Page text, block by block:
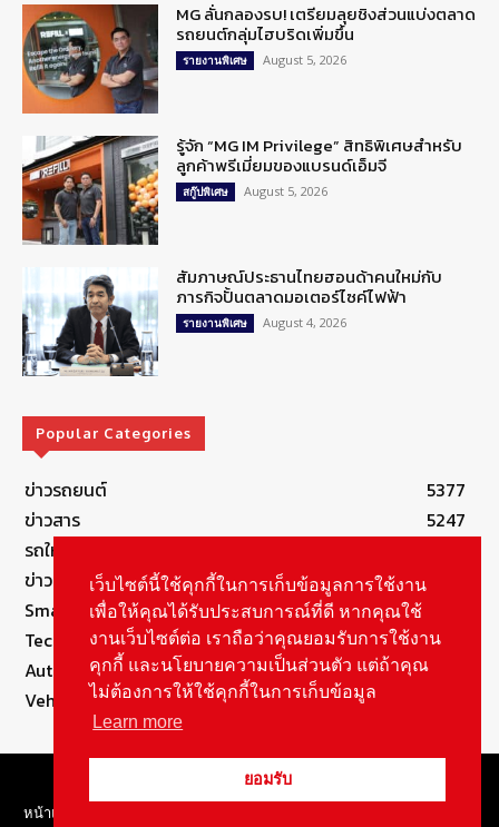
MG ลั่นกลองรบ! เตรียมลุยชิงส่วนแบ่งตลาด
รถยนต์กลุ่มไฮบริดเพิ่มขึ้น
รายงานพิเศษ August 5, 2026
รู้จัก “MG IM Privilege” สิทธิพิเศษสำหรับ
ลูกค้าพรีเมี่ยมของแบรนด์เอ็มจี
สกู๊ปพิเศษ August 5, 2026
สัมภาษณ์ประธานไทยฮอนด้าคนใหม่กับ
ภารกิจปั้นตลาดมอเตอร์ไซค์ไฟฟ้า
รายงานพิเศษ August 4, 2026
Popular Categories
ข่าวรถยนต์
5377
ข่าวสาร
5247
รถใหม่
ข่าวประชาสัมพันธ์
Smart Life
Technology
Autolife Lifestyle
Vehicle
© Copyright 2021, All Rights Reserved Autolifethailand
หน้าแรก
เว็บไซต์นี้ใช้คุกกี้ในการเก็บข้อมูลการใช้งาน
เพื่อให้คุณได้รับประสบการณ์ที่ดี หากคุณใช้
งานเว็บไซต์ต่อ เราถือว่าคุณยอมรับการใช้งาน
คุกกี้ และนโยบายความเป็นส่วนตัว แต่ถ้าคุณ
ไม่ต้องการให้ใช้คุกกี้ในการเก็บข้อมูล
Learn more
ยอมรับ